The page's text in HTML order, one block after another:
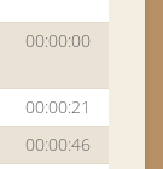
00:00:00
00:00:21
00:00:46